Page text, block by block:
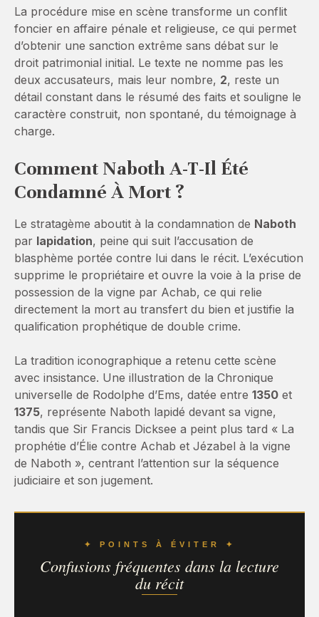
La procédure mise en scène transforme un conflit
foncier en affaire pénale et religieuse, ce qui permet
d’obtenir une sanction extrême sans débat sur le
droit patrimonial initial. Le texte ne nomme pas les
deux accusateurs, mais leur nombre, 2, reste un
détail constant dans le résumé des faits et souligne le
caractère construit, non spontané, du témoignage à
charge.
Comment Naboth A-T-Il Été
Condamné À Mort ?
Le stratagème aboutit à la condamnation de Naboth
par lapidation, peine qui suit l’accusation de
blasphème portée contre lui dans le récit. L’exécution
supprime le propriétaire et ouvre la voie à la prise de
possession de la vigne par Achab, ce qui relie
directement la mort au transfert du bien et justifie la
qualification prophétique de double crime.
La tradition iconographique a retenu cette scène
avec insistance. Une illustration de la Chronique
universelle de Rodolphe d’Ems, datée entre 1350 et
1375, représente Naboth lapidé devant sa vigne,
tandis que Sir Francis Dicksee a peint plus tard « La
prophétie d’Élie contre Achab et Jézabel à la vigne
de Naboth », centrant l’attention sur la séquence
judiciaire et son jugement.
✦ POINTS À ÉVITER ✦
Confusions fréquentes dans la lecture
du récit